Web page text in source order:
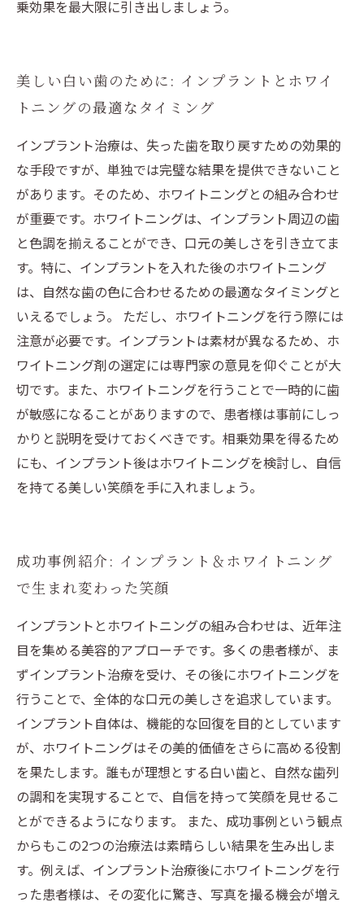
乗効果を最大限に引き出しましょう。
美しい白い歯のために: インプラントとホワイ
トニングの最適なタイミング
インプラント治療は、失った歯を取り戻すための効果的
な手段ですが、単独では完璧な結果を提供できないこと
があります。そのため、ホワイトニングとの組み合わせ
が重要です。ホワイトニングは、インプラント周辺の歯
と色調を揃えることができ、口元の美しさを引き立てま
す。特に、インプラントを入れた後のホワイトニング
は、自然な歯の色に合わせるための最適なタイミングと
いえるでしょう。 ただし、ホワイトニングを行う際には
注意が必要です。インプラントは素材が異なるため、ホ
ワイトニング剤の選定には専門家の意見を仰ぐことが大
切です。また、ホワイトニングを行うことで一時的に歯
が敏感になることがありますので、患者様は事前にしっ
かりと説明を受けておくべきです。相乗効果を得るため
にも、インプラント後はホワイトニングを検討し、自信
を持てる美しい笑顔を手に入れましょう。
成功事例紹介: インプラント＆ホワイトニング
で生まれ変わった笑顔
インプラントとホワイトニングの組み合わせは、近年注
目を集める美容的アプローチです。多くの患者様が、ま
ずインプラント治療を受け、その後にホワイトニングを
行うことで、全体的な口元の美しさを追求しています。
インプラント自体は、機能的な回復を目的としています
が、ホワイトニングはその美的価値をさらに高める役割
を果たします。誰もが理想とする白い歯と、自然な歯列
の調和を実現することで、自信を持って笑顔を見せるこ
とができるようになります。 また、成功事例という観点
からもこの2つの治療法は素晴らしい結果を生み出しま
す。例えば、インプラント治療後にホワイトニングを行
った患者様は、その変化に驚き、写真を撮る機会が増え